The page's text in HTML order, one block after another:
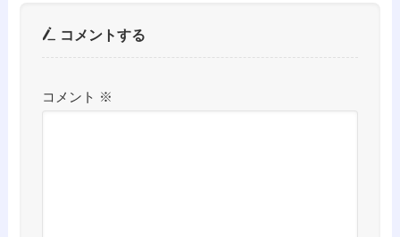
コメントする
コメント ※